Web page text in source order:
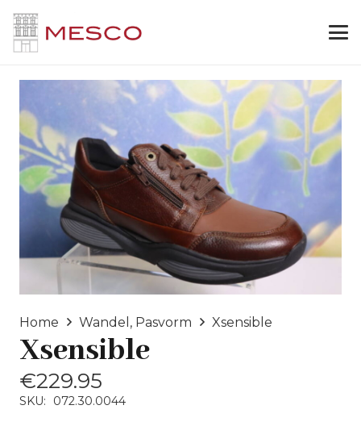
Home Wandel, Pasvorm Xsensible
Xsensible
€229.95
SKU: 072.30.0044